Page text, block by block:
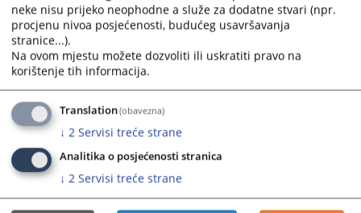
pravosudnim institucijama za 2023. godinu
Godišnji izvještaj o provođenju planova integriteta u
pravosudnim institucijama za 2022. godinu
Godišnji izvještaj o provođenju planova integriteta u
pravosudnim institucijama za 2021. godinu
Godišnji izvještaj o provođenju planova integriteta u
pravosudnim institucijama za 2020. godinu
Godišnji izvještaj o provođenju planova integriteta u
pravosudnim institucijama za 2019. godinu
Godišnji izvještaj o provođenju planova integriteta u
pravosudnim institucijama za 2018. godinu
neke nisu prijeko neophodne a služe za dodatne stvari (npr.
procjenu nivoa posjećenosti, budućeg usavršavanja
stranice...).
Na ovom mjestu možete dozvoliti ili uskratiti pravo na
korištenje tih informacija.
Translation(obavezna)
↓ 2 Servisi treće strane
Analitika o posjećenosti stranica
↓ 2 Servisi treće strane